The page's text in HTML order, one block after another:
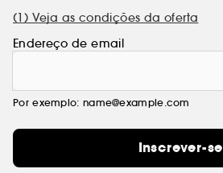
(1) Veja as condições da oferta
Endereço de email
Por exemplo: name@example.com
Inscrever-se